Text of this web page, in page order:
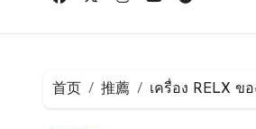
首页 推薦 เครื่อง RELX ข